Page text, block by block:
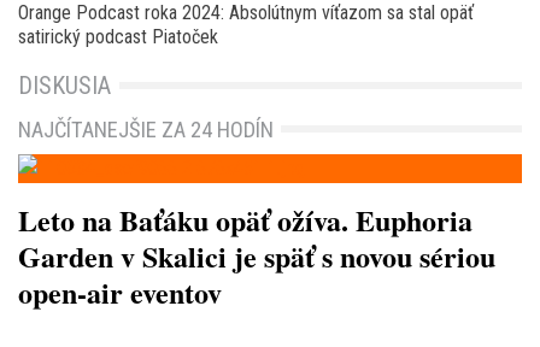
Orange Podcast roka 2024: Absolútnym víťazom sa stal opäť
satirický podcast Piatoček
DISKUSIA
NAJČÍTANEJŠIE ZA 24 HODÍN
Leto na Baťáku opäť ožíva. Euphoria
Garden v Skalici je späť s novou sériou
open-air eventov